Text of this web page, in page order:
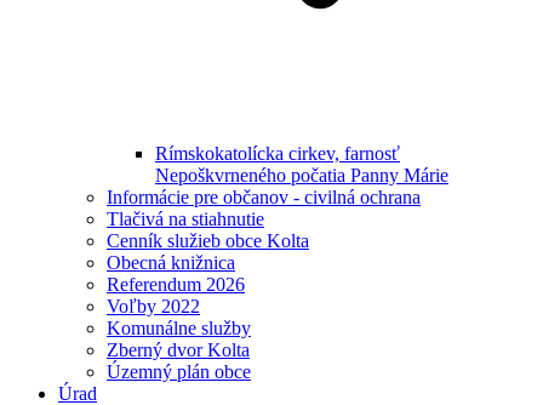
Rímskokatolícka cirkev, farnosť
Nepoškvrneného počatia Panny Márie
Informácie pre občanov - civilná ochrana
Tlačivá na stiahnutie
Cenník služieb obce Kolta
Obecná knižnica
Referendum 2026
Voľby 2022
Komunálne služby
Zberný dvor Kolta
Územný plán obce
Úrad